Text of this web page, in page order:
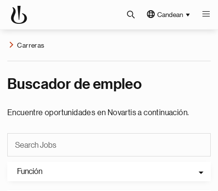
Candean
Carreras
Buscador de empleo
Encuentre oportunidades en Novartis a continuación.
Función